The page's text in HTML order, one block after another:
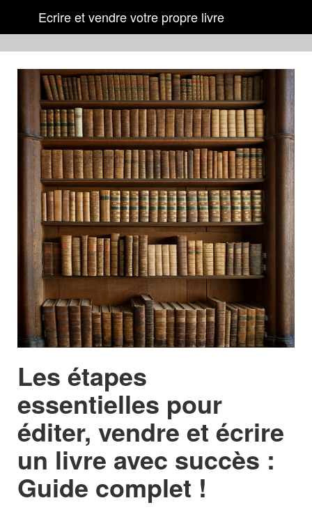
Ecrire et vendre votre propre livre
Les étapes
essentielles pour
éditer, vendre et écrire
un livre avec succès :
Guide complet !